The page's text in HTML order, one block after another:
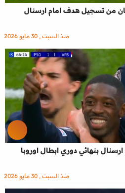
من تسجيل هدف امام ارسنال
منذ السبت , 30 مايو 2026
بنهائي دوري ابطال اوروبا
منذ السبت , 30 مايو 2026